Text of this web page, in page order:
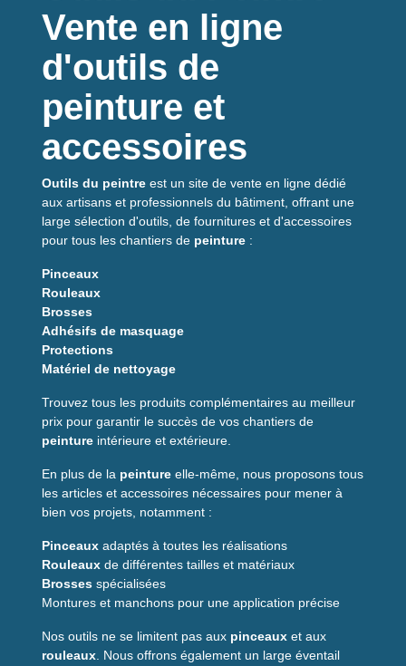
Vente en ligne
d'outils de
peinture et
accessoires
Outils du peintre est un site de vente en ligne dédié
aux artisans et professionnels du bâtiment, offrant une
large sélection d'outils, de fournitures et d'accessoires
pour tous les chantiers de peinture :
Pinceaux
Rouleaux
Brosses
Adhésifs de masquage
Protections
Matériel de nettoyage
Trouvez tous les produits complémentaires au meilleur
prix pour garantir le succès de vos chantiers de
peinture intérieure et extérieure.
En plus de la peinture elle-même, nous proposons tous
les articles et accessoires nécessaires pour mener à
bien vos projets, notamment :
Pinceaux adaptés à toutes les réalisations
Rouleaux de différentes tailles et matériaux
Brosses spécialisées
Montures et manchons pour une application précise
Nos outils ne se limitent pas aux pinceaux et aux
rouleaux . Nous offrons également un large éventail